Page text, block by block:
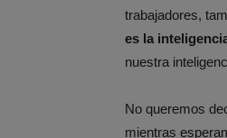
trabajadores,
es la
nuestra
No queremos
mientras